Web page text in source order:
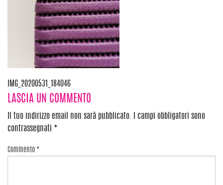
Navigazione
articoli
IMG_20200531_184046
LASCIA UN COMMENTO
Il tuo indirizzo email non sarà pubblicato.
I campi obbligatori sono
contrassegnati *
Commento *